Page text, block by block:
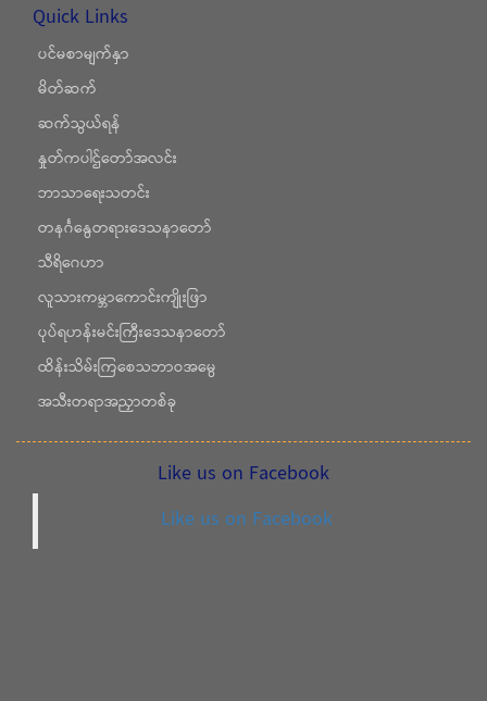
Quick Links
ပင်မစာမျက်နှာ
မိတ်ဆက်
ဆက်သွယ်ရန်
နှုတ်ကပါဌ်တော်အလင်း
ဘာသာရေးသတင်း
တနင်္ဂနွေတရားဒေသနာတော်
သီရိဂေဟာ
လူသားကမ္ဘာကောင်းကျိုးဖြာ
ပုပ်ရဟန်းမင်းကြီးဒေသနာတော်
ထိန်းသိမ်းကြစေသဘာဝအမွေ
အသီးတရာအညှာတစ်ခု
Like us on Facebook
Like us on Facebook